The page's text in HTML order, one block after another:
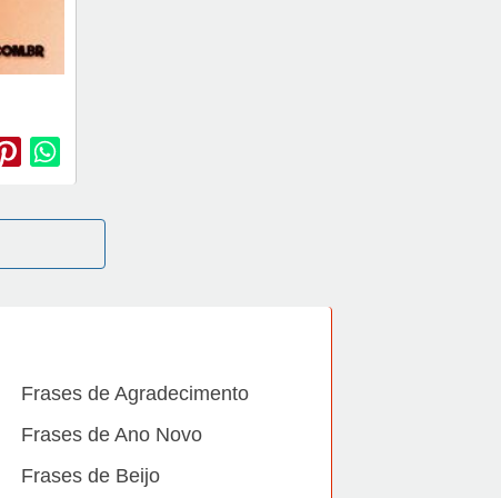
Frases de Agradecimento
Frases de Ano Novo
Frases de Beijo